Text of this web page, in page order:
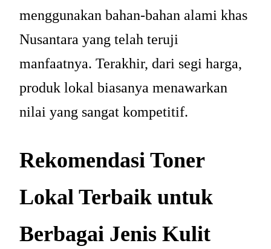
menggunakan bahan-bahan alami khas
Nusantara yang telah teruji
manfaatnya. Terakhir, dari segi harga,
produk lokal biasanya menawarkan
nilai yang sangat kompetitif.
Rekomendasi Toner
Lokal Terbaik untuk
Berbagai Jenis Kulit